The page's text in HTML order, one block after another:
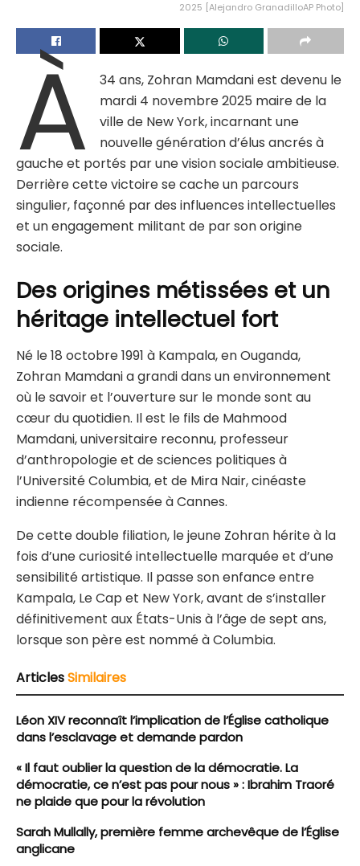
2025 [Alejandro GranadilloAP Photo]
À
34 ans, Zohran Mamdani est devenu le
mardi 4 novembre 2025 maire de la
ville de New York, incarnant une
nouvelle génération d’élus ancrés à
gauche et portés par une vision sociale ambitieuse.
Derrière cette victoire se cache un parcours
singulier, façonné par des influences intellectuelles
et un engagement militant de par son origine
sociale.
Des origines métissées et un
héritage intellectuel fort
Né le 18 octobre 1991 à Kampala, en Ouganda,
Zohran Mamdani a grandi dans un environnement
où le savoir et l’ouverture sur le monde sont au
cœur du quotidien. Il est le fils de Mahmood
Mamdani, universitaire reconnu, professeur
d’anthropologie et de sciences politiques à
l’Université Columbia, et de Mira Nair, cinéaste
indienne récompensée à Cannes.
De cette double filiation, le jeune Zohran hérite à la
fois d’une curiosité intellectuelle marquée et d’une
sensibilité artistique. Il passe son enfance entre
Kampala, Le Cap et New York, avant de s’installer
définitivement aux États-Unis à l’âge de sept ans,
lorsque son père est nommé à Columbia.
ArticlesSimilaires
Léon XIV reconnaît l’implication de l’Église catholique
dans l’esclavage et demande pardon
« Il faut oublier la question de la démocratie. La
démocratie, ce n’est pas pour nous » : Ibrahim Traoré
ne plaide que pour la révolution
Sarah Mullally, première femme archevêque de l’Église
anglicane